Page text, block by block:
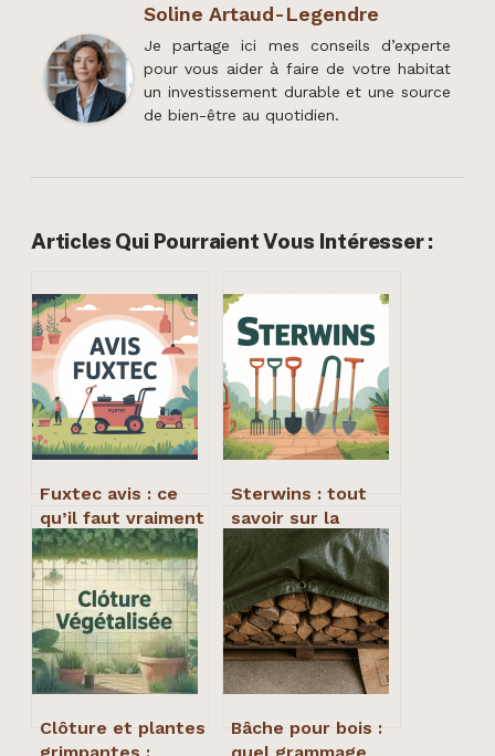
Soline Artaud-Legendre
Je partage ici mes conseils d’experte
pour vous aider à faire de votre habitat
un investissement durable et une source
de bien-être au quotidien.
Articles Qui Pourraient Vous Intéresser :
Fuxtec avis : ce
qu’il faut vraiment
savoir avant
d’acheter
Sterwins : tout
savoir sur la
marque, les
produits et leur
fiabilité
Clôture et plantes
Bâche pour bois :